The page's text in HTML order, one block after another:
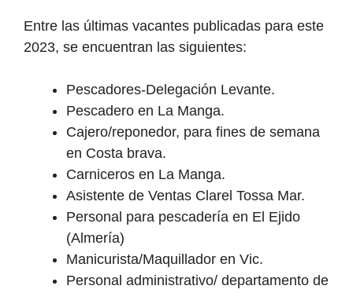
Entre las últimas vacantes publicadas para este
2023, se encuentran las siguientes:
Pescadores-Delegación Levante.
Pescadero en La Manga.
Cajero/reponedor, para fines de semana
en Costa brava.
Carniceros en La Manga.
Asistente de Ventas Clarel Tossa Mar.
Personal para pescadería en El Ejido
(Almería)
Manicurista/Maquillador en Vic.
Personal administrativo/ departamento de